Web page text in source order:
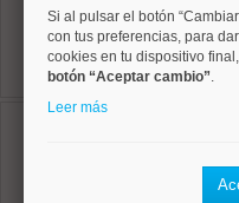
Ref:
70 m²
2
2 baños
2
2
Si al pulsar el botón
con tus preferencias, para
cookies en tu dispositivo
botón “Aceptar cambio”.
Leer más